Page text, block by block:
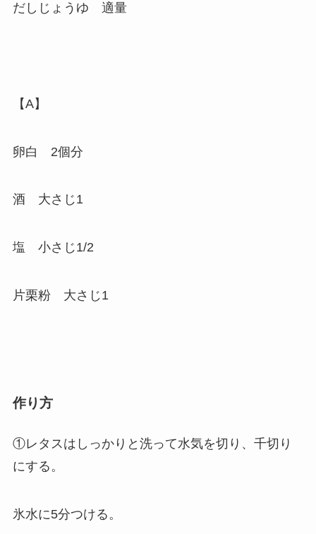
だしじょうゆ 適量
【A】
卵白 2個分
酒 大さじ1
塩 小さじ1/2
片栗粉 大さじ1
作り方
①レタスはしっかりと洗って水気を切り、千切り
にする。
氷水に5分つける。